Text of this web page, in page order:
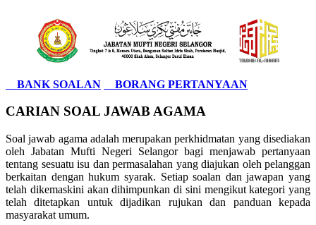
BANK SOALAN BORANG PERTANYAAN
CARIAN SOAL JAWAB AGAMA
Soal jawab agama adalah merupakan perkhidmatan yang disediakan
oleh Jabatan Mufti Negeri Selangor bagi menjawab pertanyaan
tentang sesuatu isu dan permasalahan yang diajukan oleh pelanggan
berkaitan dengan hukum syarak. Setiap soalan dan jawapan yang
telah dikemaskini akan dihimpunkan di sini mengikut kategori yang
telah ditetapkan untuk dijadikan rujukan dan panduan kepada
masyarakat umum.